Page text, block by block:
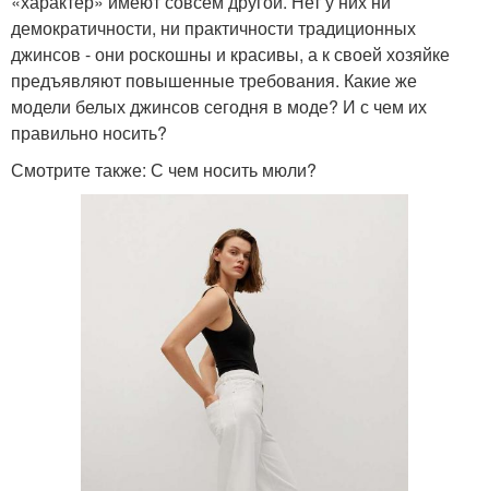
демократичности, ни практичности традиционных
джинсов - они роскошны и красивы, а к своей хозяйке
предъявляют повышенные требования. Какие же
модели белых джинсов сегодня в моде? И с чем их
правильно носить?
Смотрите также: С чем носить мюли?